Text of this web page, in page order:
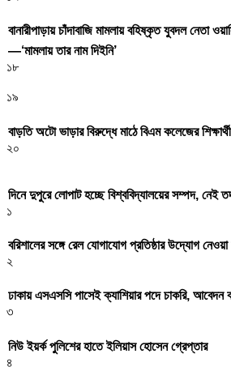
বানারীপাড়ায় চাঁদাবাজি মামলায় বহিষ্কৃত যুবদল নেতা
—‘মামলায় তার নাম দিইনি’
১৮
১৯
বাড়তি অটো ভাড়ার বিরুদ্ধে মাঠে বিএম কলেজের
২০
দিনে দুপুরে লোপাট হচ্ছে বিশ্ববিদ্যালয়ের সম্পদ, নেই
১
বরিশালের সঙ্গে রেল যোগাযোগ প্রতিষ্ঠার উদ্যোগ নেওয়া
২
ঢাকায় এসএসসি পাসেই ক্যাশিয়ার পদে চাকরি, আবেদন
৩
নিউ ইয়র্ক পুলিশের হাতে ইলিয়াস হোসেন গ্রেপ্তার
৪